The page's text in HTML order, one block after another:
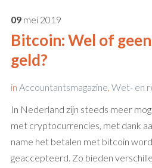
09 mei 2019
Bitcoin: Wel of
geld?
in Accountantsmagazine, Wet- en
In Nederland zijn steeds meer
met cryptocurrencies, met dank
name het betalen met bitcoin
geaccepteerd. Zo bieden